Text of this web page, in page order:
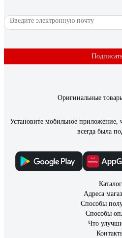
Оригинальные
Установите мобильное приложение,
всегда была
Каталог
Адреса
Способы
Способы
Что